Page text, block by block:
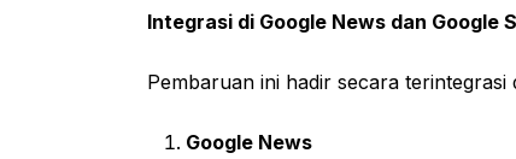
Integrasi di Google News dan Google
Pembaruan ini hadir secara terintegrasi
Google News